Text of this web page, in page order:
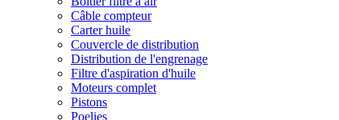
Câble compteur
Carter huile
Couvercle de distribution
Distribution de l'engrenage
Filtre d'aspiration d'huile
Moteurs complet
Pistons
Poelies